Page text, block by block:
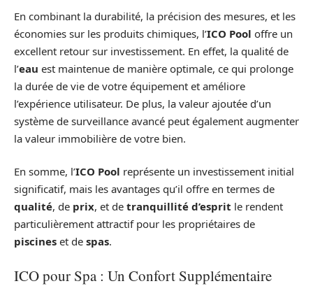
En combinant la durabilité, la précision des mesures, et les
économies sur les produits chimiques, l’ICO Pool offre un
excellent retour sur investissement. En effet, la qualité de
l’eau est maintenue de manière optimale, ce qui prolonge
la durée de vie de votre équipement et améliore
l’expérience utilisateur. De plus, la valeur ajoutée d’un
système de surveillance avancé peut également augmenter
la valeur immobilière de votre bien.
En somme, l’ICO Pool représente un investissement initial
significatif, mais les avantages qu’il offre en termes de
qualité, de prix, et de tranquillité d’esprit le rendent
particulièrement attractif pour les propriétaires de
piscines et de spas.
ICO pour Spa : Un Confort Supplémentaire